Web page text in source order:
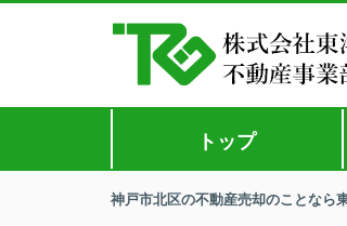
トップ
神戸市北区の不動産売却のことなら